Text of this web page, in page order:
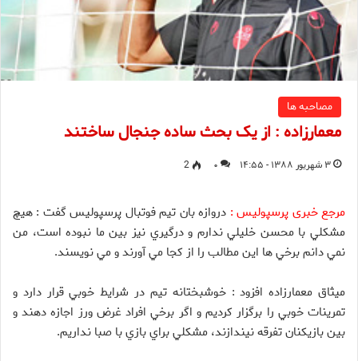
مصاحبه ها
معمارزاده : از یک بحث ساده جنجال ساختند
۳ شهریور ۱۳۸۸ - ۱۴:۵۵ ۰ 2
مرجع خبری پرسپولیس : دروازه بان تيم فوتبال پرسپولیس گفت : هيچ
مشكلي با محسن خليلي ندارم و درگيري نيز بين ما نبوده است، من
نمي دانم برخي ها اين مطالب را از كجا مي آورند و مي نويسند.
ميثاق معمارزاده افزود : خوشبختانه تيم در شرايط خوبي قرار دارد و
تمرينات خوبي را برگزار كرديم و اگر برخي افراد غرض ورز اجازه دهند و
بين بازيكنان تفرقه نيندازند، مشكلي براي بازي با صبا نداريم.